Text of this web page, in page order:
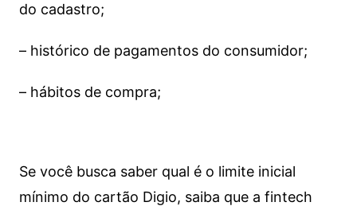
do cadastro;
– histórico de pagamentos do consumidor;
– hábitos de compra;
Se você busca saber qual é o limite inicial
mínimo do cartão Digio, saiba que a fintech